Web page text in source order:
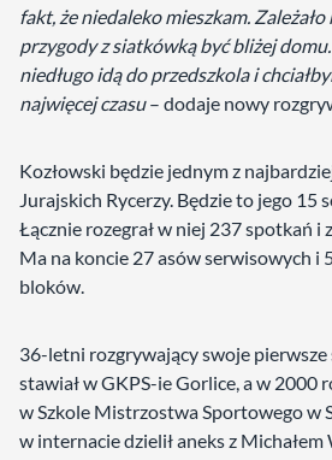
fakt, że niedaleko mieszkam.
przygody z siatkówką być bliżej
niedługo idą do przedszkola i
najwięcej czasu– dodaje nowy
Kozłowski będzie jednym z
Jurajskich Rycerzy. Będzie to jego 15
Łącznie rozegrał w niej 237 spotkań i
Ma na koncie 27 asów serwisowych i
bloków.
36-letni rozgrywający swoje
stawiał w GKPS-ie Gorlice, a w 2000
w Szkole Mistrzostwa Sportowego w
w internacie dzielił aneks z